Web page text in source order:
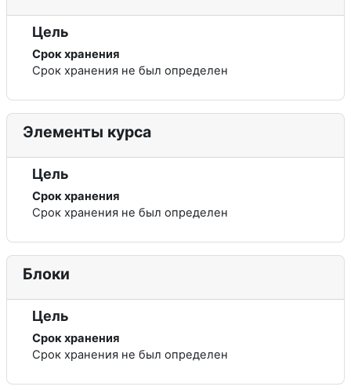
Цель
Срок хранения
Срок хранения не был определен
Элементы курса
Цель
Срок хранения
Срок хранения не был определен
Блоки
Цель
Срок хранения
Срок хранения не был определен